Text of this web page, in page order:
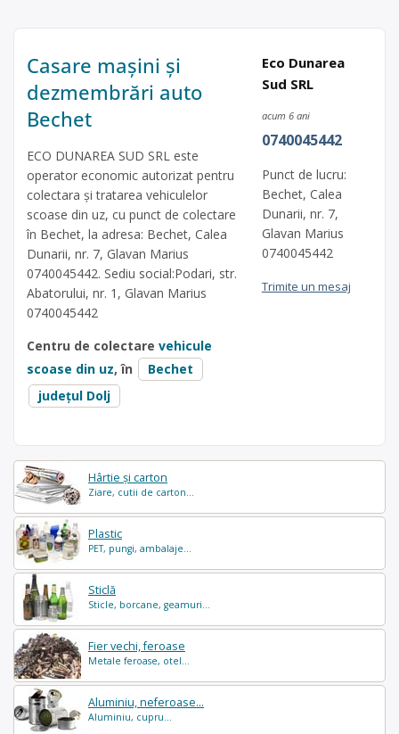
Hârtie și carton
Ziare, cutii de carton...
Plastic
PET, pungi, ambalaje...
Sticlă
Sticle, borcane, geamuri...
Fier vechi, feroase
Metale feroase, otel...
Aluminiu, neferoase...
Aluminiu, cupru...
Casare mașini și
dezmembrări auto
Bechet
ECO DUNAREA SUD SRL este
operator economic autorizat pentru
colectara și tratarea vehiculelor
scoase din uz, cu punct de colectare
în Bechet, la adresa: Bechet, Calea
Dunarii, nr. 7, Glavan Marius
0740045442. Sediu social:Podari, str.
Abatorului, nr. 1, Glavan Marius
0740045442
Centru de colectare vehicule
scoase din uz, în
Bechet
județul Dolj
Eco Dunarea
Sud SRL
acum 6 ani
0740045442
Punct de lucru:
Bechet, Calea
Dunarii, nr. 7,
Glavan Marius
0740045442
Trimite un mesaj